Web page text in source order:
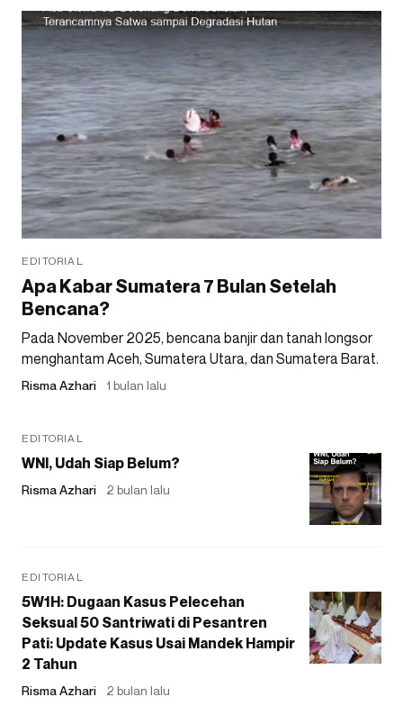
EDITORIAL
Apa Kabar Sumatera 7 Bulan Setelah
Bencana?
Pada November 2025, bencana banjir dan tanah longsor
menghantam Aceh, Sumatera Utara, dan Sumatera Barat.
Risma Azhari 1 bulan lalu
EDITORIAL
WNI, Udah Siap Belum?
Risma Azhari 2 bulan lalu
EDITORIAL
5W1H: Dugaan Kasus Pelecehan
Seksual 50 Santriwati di Pesantren
Pati: Update Kasus Usai Mandek Hampir
2 Tahun
Risma Azhari 2 bulan lalu